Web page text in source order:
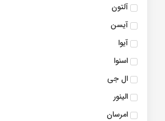
آلتون
آیسن
آیوا
اسنوا
ال جی
الینور
امرسان